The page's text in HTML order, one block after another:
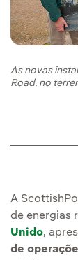
As novas
Road, no
A
de energias
Unido,
de